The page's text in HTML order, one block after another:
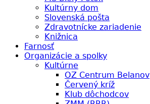
Kultúrny dom
Slovenská pošta
Zdravotnícke zariadenie
Knižnica
Farnosť
Organizácie a spolky
Kultúrne
OZ Centrum Belanov
Červený kríž
Klub dôchodcov